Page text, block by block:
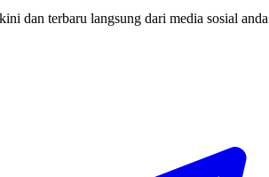
dan terbaru langsung dari media sosial anda